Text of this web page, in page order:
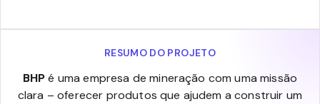
RESUMO DO PROJETO
BHPé uma empresa de mineração com uma missão
clara – oferecer produtos que ajudem a construir um